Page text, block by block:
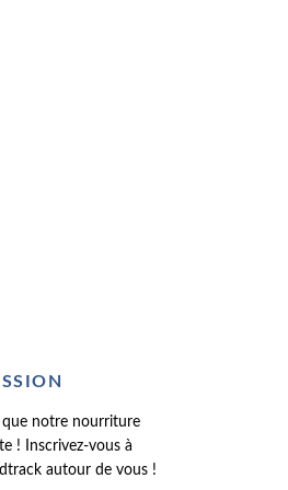
que notre nourriture
! Inscrivez-vous à
autour de vous !